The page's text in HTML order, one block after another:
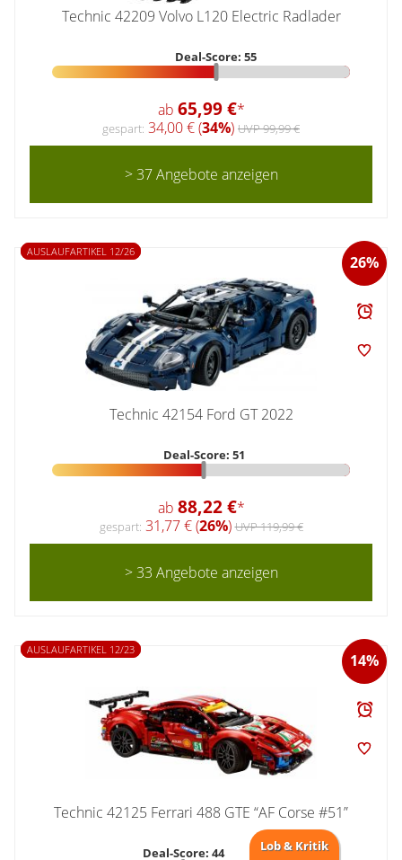
Technic 42209 Volvo L120 Electric Radlader
Deal-Score: 55
ab 65,99 €*
gespart: 34,00 € (34%) UVP 99,99 €
> 37 Angebote anzeigen
26%
AUSLAUFARTIKEL 12/26
Technic 42154 Ford GT 2022
Deal-Score: 51
ab 88,22 €*
gespart: 31,77 € (26%)UVP 119,99 €
> 33 Angebote anzeigen
14%
AUSLAUFARTIKEL 12/23
Technic 42125 Ferrari 488 GTE “AF Corse #51”
Deal-Score: 44 Lob & Kritik